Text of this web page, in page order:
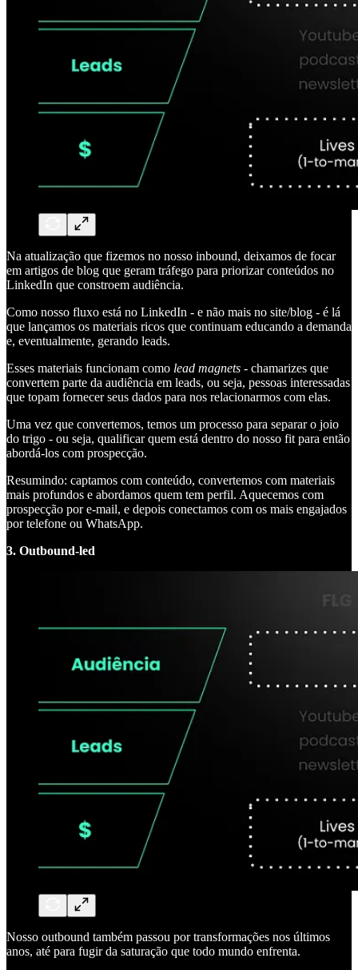
Na atualização que fizemos no nosso inbound, deixamos de focar
em artigos de blog que geram tráfego para priorizar conteúdos no
LinkedIn que constroem audiência.
Como nosso fluxo está no LinkedIn - e não mais no site/blog - é lá
que lançamos os materiais ricos que continuam educando a demanda
e, eventualmente, gerando leads.
Esses materiais funcionam como lead magnets - chamarizes que
convertem parte da audiência em leads, ou seja, pessoas interessadas
que topam fornecer seus dados para nos relacionarmos com elas.
Uma vez que convertemos, temos um processo para separar o joio
do trigo - ou seja, qualificar quem está dentro do nosso fit para então
abordá-los com prospecção.
Resumindo: captamos com conteúdo, convertemos com materiais
mais profundos e abordamos quem tem perfil. Aquecemos com
prospecção por e-mail, e depois conectamos com os mais engajados
por telefone ou WhatsApp.
3. Outbound-led
Nosso outbound também passou por transformações nos últimos
anos, até para fugir da saturação que todo mundo enfrenta.